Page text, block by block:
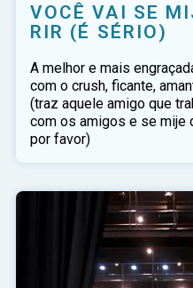
VOCÊ VAI SE
RIR (É SÉRIO)
A melhor e mais
com o crush, ficante,
(traz aquele amigo que
com os amigos e se mije
por favor)